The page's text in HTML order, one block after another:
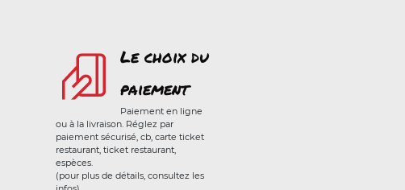
Le choix du
paiement
Paiement en ligne
ou à la livraison. Réglez par
paiement sécurisé, cb, carte ticket
restaurant, ticket restaurant,
espèces.
(pour plus de détails, consultez les